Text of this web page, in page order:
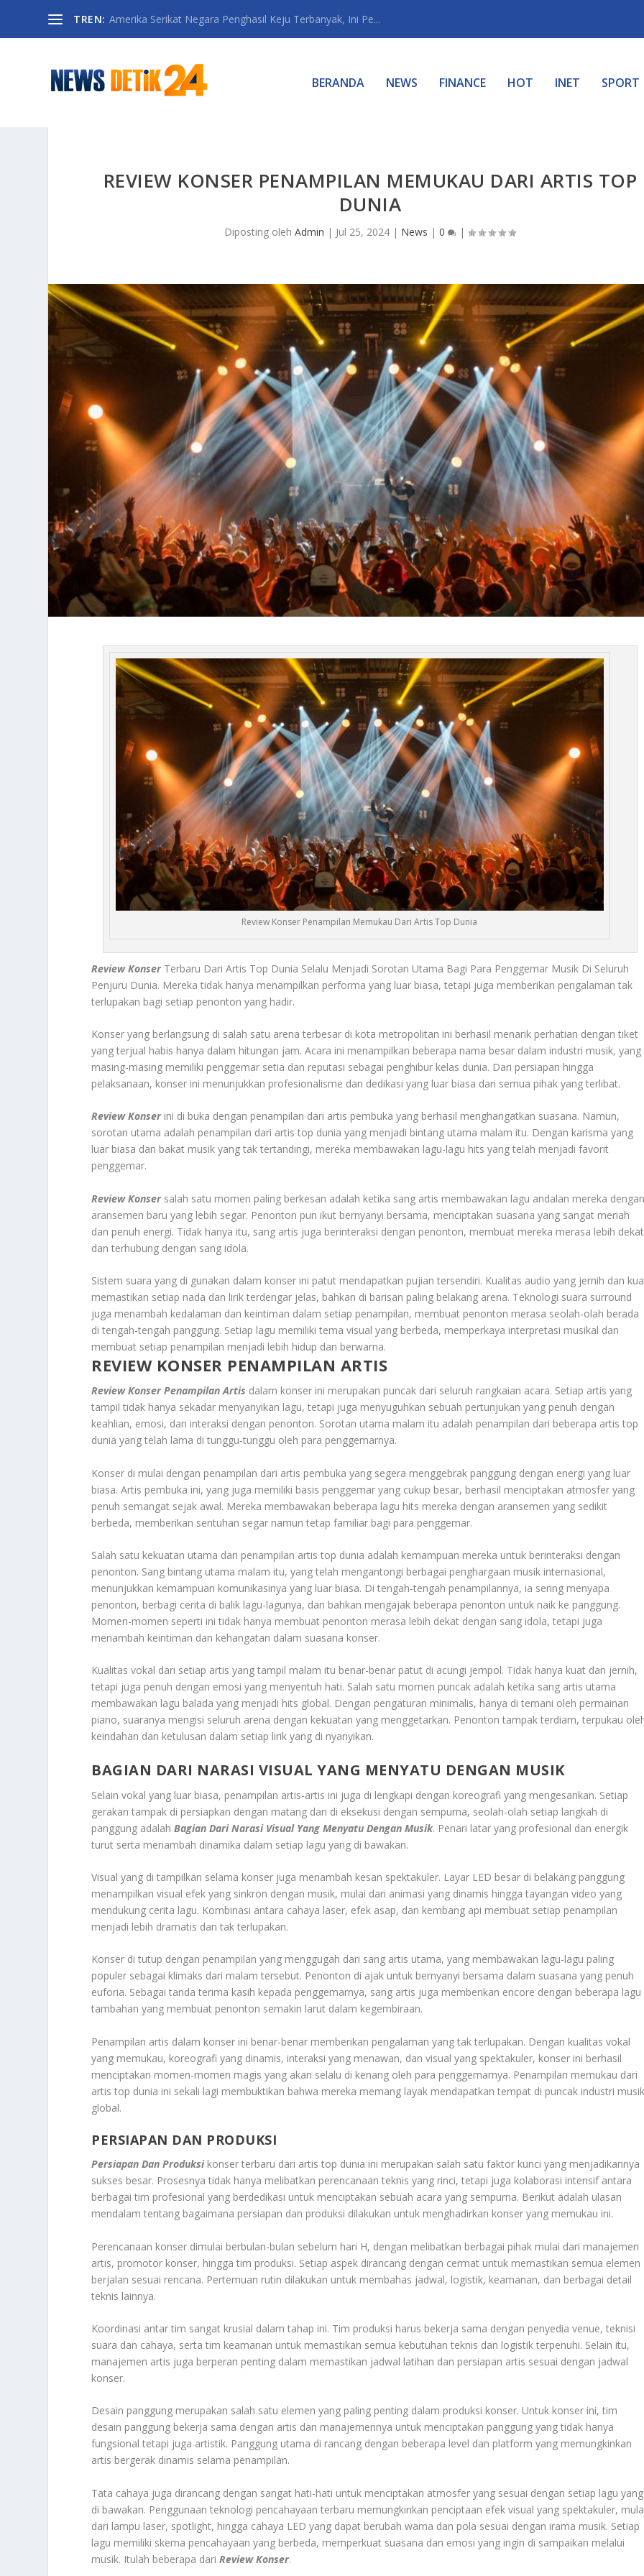
TREN: Amerika Serikat Negara Penghasil Keju Terbanyak, Ini Pe...
BERANDA NEWS FINANCE HOT INET SPORT
REVIEW KONSER PENAMPILAN MEMUKAU DARI ARTIS TOP
DUNIA
Diposting olehAdmin | Jul 25, 2024 | News |0 |
Review Konser Penampilan Memukau Dari Artis Top Dunia
Review KonserTerbaru Dari Artis Top Dunia Selalu Menjadi Sorotan Utama Bagi Para Penggemar Musik Di Seluruh
Penjuru Dunia. Mereka tidak hanya menampilkan performa yang luar biasa, tetapi juga memberikan pengalaman tak
terlupakan bagi setiap penonton yang hadir.
Konser yang berlangsung di salah satu arena terbesar di kota metropolitan ini berhasil menarik perhatian dengan tiket
yang terjual habis hanya dalam hitungan jam. Acara ini menampilkan beberapa nama besar dalam industri musik, yang
masing-masing memiliki penggemar setia dan reputasi sebagai penghibur kelas dunia. Dari persiapan hingga
pelaksanaan, konser ini menunjukkan profesionalisme dan dedikasi yang luar biasa dari semua pihak yang terlibat.
Review Konserini di buka dengan penampilan dari artis pembuka yang berhasil menghangatkan suasana. Namun,
sorotan utama adalah penampilan dari artis top dunia yang menjadi bintang utama malam itu. Dengan karisma yang
luar biasa dan bakat musik yang tak tertandingi, mereka membawakan lagu-lagu hits yang telah menjadi favorit
penggemar.
Review Konsersalah satu momen paling berkesan adalah ketika sang artis membawakan lagu andalan mereka
aransemen baru yang lebih segar. Penonton pun ikut bernyanyi bersama, menciptakan suasana yang sangat meriah
dan penuh energi. Tidak hanya itu, sang artis juga berinteraksi dengan penonton, membuat mereka merasa lebih dekat
dan terhubung dengan sang idola.
Sistem suara yang di gunakan dalam konser ini patut mendapatkan pujian tersendiri. Kualitas audio yang jernih dan
memastikan setiap nada dan lirik terdengar jelas, bahkan di barisan paling belakang arena. Teknologi suara surround
juga menambah kedalaman dan keintiman dalam setiap penampilan, membuat penonton merasa seolah-olah berada
di tengah-tengah panggung. Setiap lagu memiliki tema visual yang berbeda, memperkaya interpretasi musikal dan
membuat setiap penampilan menjadi lebih hidup dan berwarna.
REVIEW KONSER PENAMPILAN ARTIS
Review Konser Penampilan Artis dalam konser ini merupakan puncak dari seluruh rangkaian acara. Setiap artis yang
tampil tidak hanya sekadar menyanyikan lagu, tetapi juga menyuguhkan sebuah pertunjukan yang penuh dengan
keahlian, emosi, dan interaksi dengan penonton. Sorotan utama malam itu adalah penampilan dari beberapa artis top
dunia yang telah lama di tunggu-tunggu oleh para penggemarnya.
Konser di mulai dengan penampilan dari artis pembuka yang segera menggebrak panggung dengan energi yang luar
biasa. Artis pembuka ini, yang juga memiliki basis penggemar yang cukup besar, berhasil menciptakan atmosfer yang
penuh semangat sejak awal. Mereka membawakan beberapa lagu hits mereka dengan aransemen yang sedikit
berbeda, memberikan sentuhan segar namun tetap familiar bagi para penggemar.
Salah satu kekuatan utama dari penampilan artis top dunia adalah kemampuan mereka untuk berinteraksi dengan
penonton. Sang bintang utama malam itu, yang telah mengantongi berbagai penghargaan musik internasional,
menunjukkan kemampuan komunikasinya yang luar biasa. Di tengah-tengah penampilannya, ia sering menyapa
penonton, berbagi cerita di balik lagu-lagunya, dan bahkan mengajak beberapa penonton untuk naik ke panggung.
Momen-momen seperti ini tidak hanya membuat penonton merasa lebih dekat dengan sang idola, tetapi juga
menambah keintiman dan kehangatan dalam suasana konser.
Kualitas vokal dari setiap artis yang tampil malam itu benar-benar patut di acungi jempol. Tidak hanya kuat dan jernih,
tetapi juga penuh dengan emosi yang menyentuh hati. Salah satu momen puncak adalah ketika sang artis utama
membawakan lagu balada yang menjadi hits global. Dengan pengaturan minimalis, hanya di temani oleh permainan
piano, suaranya mengisi seluruh arena dengan kekuatan yang menggetarkan. Penonton tampak terdiam, terpukau
keindahan dan ketulusan dalam setiap lirik yang di nyanyikan.
BAGIAN DARI NARASI VISUAL YANG MENYATU DENGAN MUSIK
Selain vokal yang luar biasa, penampilan artis-artis ini juga di lengkapi dengan koreografi yang mengesankan. Setiap
gerakan tampak di persiapkan dengan matang dan di eksekusi dengan sempurna, seolah-olah setiap langkah di
panggung adalahBagian Dari Narasi Visual Yang Menyatu Dengan Musik. Penari latar yang profesional dan energik
turut serta menambah dinamika dalam setiap lagu yang di bawakan.
Visual yang di tampilkan selama konser juga menambah kesan spektakuler. Layar LED besar di belakang panggung
menampilkan visual efek yang sinkron dengan musik, mulai dari animasi yang dinamis hingga tayangan video yang
mendukung cerita lagu. Kombinasi antara cahaya laser, efek asap, dan kembang api membuat setiap penampilan
menjadi lebih dramatis dan tak terlupakan.
Konser di tutup dengan penampilan yang menggugah dari sang artis utama, yang membawakan lagu-lagu paling
populer sebagai klimaks dari malam tersebut. Penonton di ajak untuk bernyanyi bersama dalam suasana yang penuh
euforia. Sebagai tanda terima kasih kepada penggemarnya, sang artis juga memberikan encore dengan beberapa lagu
tambahan yang membuat penonton semakin larut dalam kegembiraan.
Penampilan artis dalam konser ini benar-benar memberikan pengalaman yang tak terlupakan. Dengan kualitas vokal
yang memukau, koreografi yang dinamis, interaksi yang menawan, dan visual yang spektakuler, konser ini berhasil
menciptakan momen-momen magis yang akan selalu di kenang oleh para penggemarnya. Penampilan memukau dari
artis top dunia ini sekali lagi membuktikan bahwa mereka memang layak mendapatkan tempat di puncak industri
global.
PERSIAPAN DAN PRODUKSI
Persiapan Dan Produksikonser terbaru dari artis top dunia ini merupakan salah satu faktor kunci yang menjadikannya
sukses besar. Prosesnya tidak hanya melibatkan perencanaan teknis yang rinci, tetapi juga kolaborasi intensif antara
berbagai tim profesional yang berdedikasi untuk menciptakan sebuah acara yang sempurna. Berikut adalah ulasan
mendalam tentang bagaimana persiapan dan produksi dilakukan untuk menghadirkan konser yang memukau ini.
Perencanaan konser dimulai berbulan-bulan sebelum hari H, dengan melibatkan berbagai pihak mulai dari manajemen
artis, promotor konser, hingga tim produksi. Setiap aspek dirancang dengan cermat untuk memastikan semua elemen
berjalan sesuai rencana. Pertemuan rutin dilakukan untuk membahas jadwal, logistik, keamanan, dan berbagai detail
teknis lainnya.
Koordinasi antar tim sangat krusial dalam tahap ini. Tim produksi harus bekerja sama dengan penyedia venue, teknisi
suara dan cahaya, serta tim keamanan untuk memastikan semua kebutuhan teknis dan logistik terpenuhi. Selain itu,
manajemen artis juga berperan penting dalam memastikan jadwal latihan dan persiapan artis sesuai dengan jadwal
konser.
Desain panggung merupakan salah satu elemen yang paling penting dalam produksi konser. Untuk konser ini, tim
desain panggung bekerja sama dengan artis dan manajemennya untuk menciptakan panggung yang tidak hanya
fungsional tetapi juga artistik. Panggung utama di rancang dengan beberapa level dan platform yang memungkinkan
artis bergerak dinamis selama penampilan.
Tata cahaya juga dirancang dengan sangat hati-hati untuk menciptakan atmosfer yang sesuai dengan setiap lagu yang
di bawakan. Penggunaan teknologi pencahayaan terbaru memungkinkan penciptaan efek visual yang spektakuler,
dari lampu laser, spotlight, hingga cahaya LED yang dapat berubah warna dan pola sesuai dengan irama musik. Setiap
lagu memiliki skema pencahayaan yang berbeda, memperkuat suasana dan emosi yang ingin di sampaikan melalui
musik. Itulah beberapa dariReview Konser.